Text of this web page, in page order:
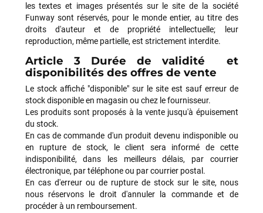
les textes et images présentés sur le site de la société
Funway sont réservés, pour le monde entier, au titre des
droits d'auteur et de propriété intellectuelle; leur
reproduction, même partielle, est strictement interdite.
Article 3 Durée de validité et
disponibilités des offres de vente
Le stock affiché "disponible" sur le site est sauf erreur de
stock disponible en magasin ou chez le fournisseur.
Les produits sont proposés à la vente jusqu'à épuisement
du stock.
En cas de commande d'un produit devenu indisponible ou
en rupture de stock, le client sera informé de cette
indisponibilité, dans les meilleurs délais, par courrier
électronique, par téléphone ou par courrier postal.
En cas d'erreur ou de rupture de stock sur le site, nous
nous réservons le droit d'annuler la commande et de
procéder à un remboursement.